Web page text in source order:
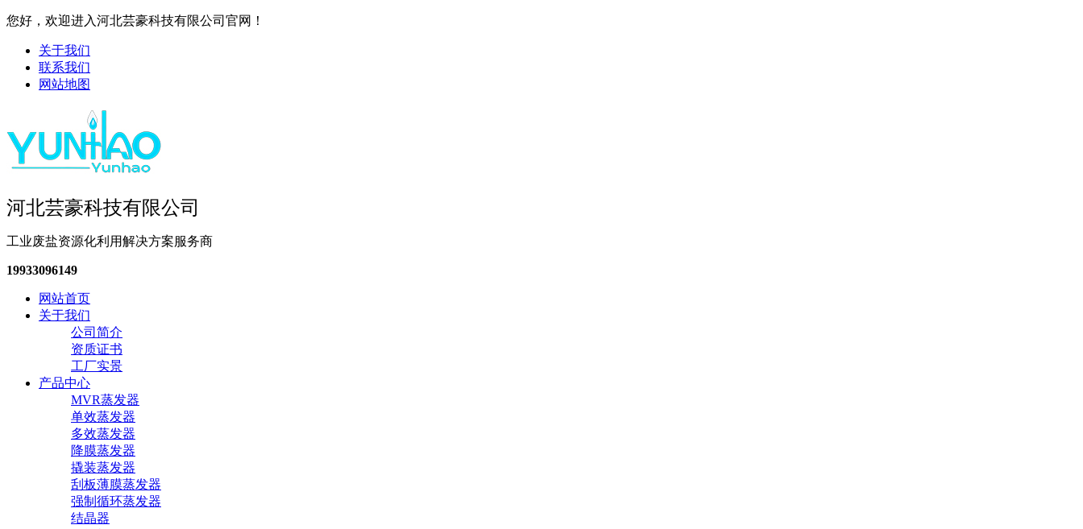
您好，欢迎进入河北芸豪科技有限公司官网！
关于我们
联系我们
网站地图
河北芸豪科技有限公司
工业废盐资源化利用解决方案服务商
19933096149
网站首页
关于我们
公司简介
资质证书
工厂实景
产品中心
MVR蒸发器
单效蒸发器
多效蒸发器
降膜蒸发器
撬装蒸发器
刮板薄膜蒸发器
强制循环蒸发器
结晶器